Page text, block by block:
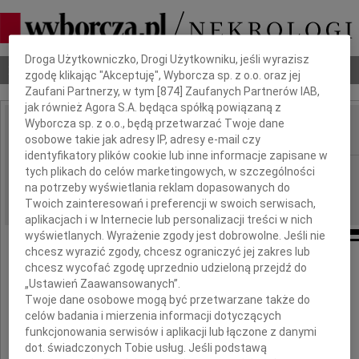
Nekrologi Odeszli Poradnik pogrzebowy
IMIĘ I NAZWISKO:
REGION: Lublin
DATA EMISJI: 26.01.2010
Pani magister
Monice Czubie
wyrazy głębokiego współczucia
z powodu śmierci
Dbamy o Twoją prywatność
Droga Użytkowniczko, Drogi Użytkowniku, jeśli wyrazisz
zgodę klikając "Akceptuję", Wyborcza sp. z o.o. oraz jej
Zaufani Partnerzy, w tym [874 ] Zaufanych Partnerów IAB,
jak również Agora S.A. będąca spółką powiązaną z
Wyborcza sp. z o.o., będą przetwarzać Twoje dane
osobowe takie jak adresy IP, adresy e-mail czy
identyfikatory plików cookie lub inne informacje zapisane w
tych plikach do celów marketingowych, w szczególności
na potrzeby wyświetlania reklam dopasowanych do
Twoich zainteresowań i preferencji w swoich serwisach,
aplikacjach i w Internecie lub personalizacji treści w nich
wyświetlanych. Wyrażenie zgody jest dobrowolne. Jeśli nie
chcesz wyrazić zgody, chcesz ograniczyć jej zakres lub
chcesz wycofać zgodę uprzednio udzieloną przejdź do
„Ustawień Zaawansowanych”.
Twoje dane osobowe mogą być przetwarzane także do
celów badania i mierzenia informacji dotyczących
funkcjonowania serwisów i aplikacji lub łączone z danymi
dot. świadczonych Tobie usług. Jeśli podstawą